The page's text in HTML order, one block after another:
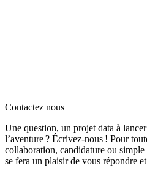
Contactez nous
Une question, un projet data à
l’aventure ? Écrivez‑nous ! Pour
collaboration, candidature ou
se fera un plaisir de vous répondre